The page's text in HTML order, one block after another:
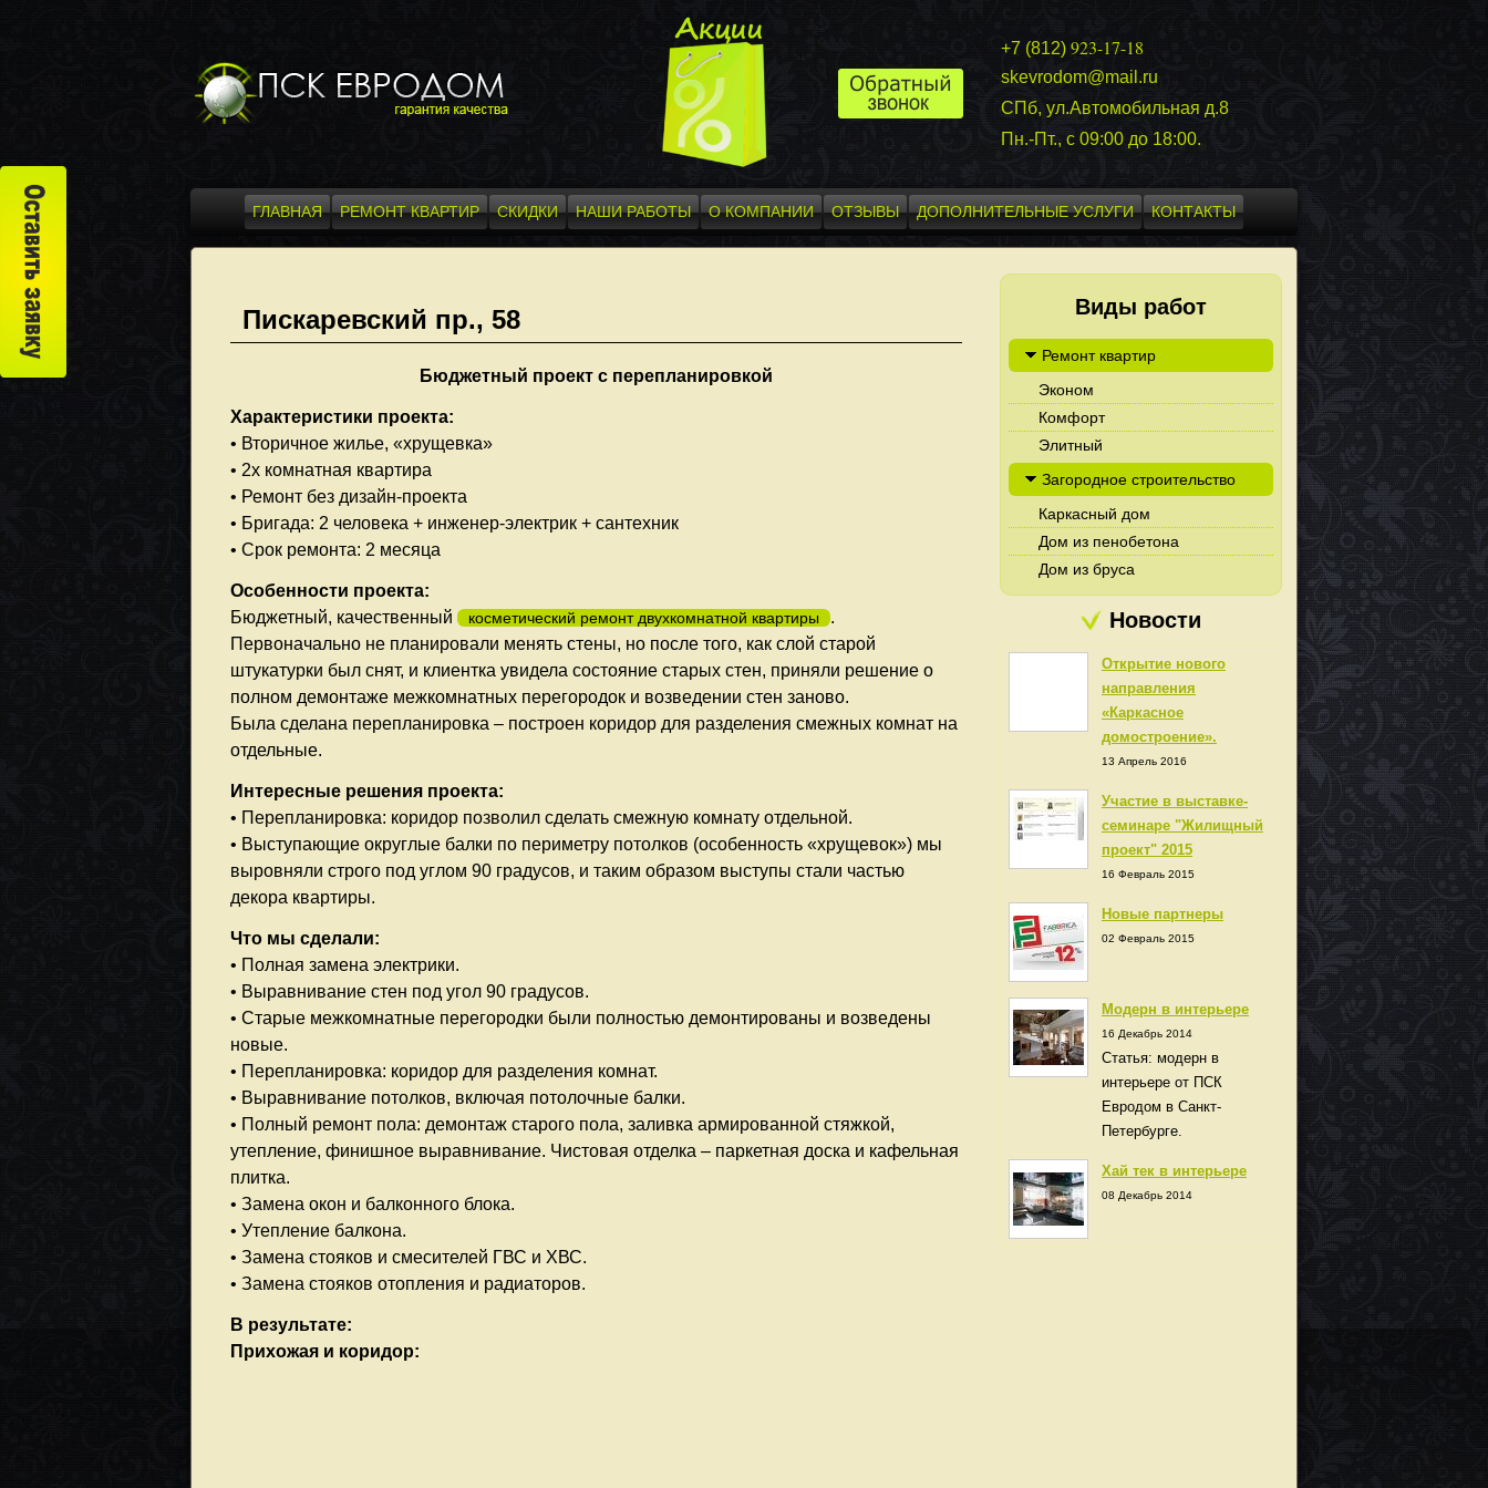
+7 (812) 923-17-18
skevrodom@mail.ru
СПб, ул.Автомобильная д.8
Пн.-Пт., с 09:00 до 18:00.
ГЛАВНАЯ РЕМОНТ КВАРТИР СКИДКИ НАШИ РАБОТЫ О КОМПАНИИ ОТЗЫВЫ ДОПОЛНИТЕЛЬНЫЕ УСЛУГИ КОНТАКТЫ
Пискаревский пр., 58
Бюджетный проект с перепланировкой
Характеристики проекта:
• Вторичное жилье, «хрущевка»
• 2х комнатная квартира
• Ремонт без дизайн-проекта
• Бригада: 2 человека + инженер-электрик + сантехник
• Срок ремонта: 2 месяца
Особенности проекта:
Бюджетный, качественный
косметический ремонт двухкомнатной квартиры
.
Первоначально не планировали менять стены, но после того, как слой старой
штукатурки был снят, и клиентка увидела состояние старых стен, приняли решение о
полном демонтаже межкомнатных перегородок и возведении стен заново.
Была сделана перепланировка – построен коридор для разделения смежных комнат на
отдельные.
Интересные решения проекта:
• Перепланировка: коридор позволил сделать смежную комнату отдельной.
• Выступающие округлые балки по периметру потолков (особенность «хрущевок») мы
выровняли строго под углом 90 градусов, и таким образом выступы стали частью
декора квартиры.
Что мы сделали:
• Полная замена электрики.
• Выравнивание стен под угол 90 градусов.
• Старые межкомнатные перегородки были полностью демонтированы и возведены
новые.
• Перепланировка: коридор для разделения комнат.
• Выравнивание потолков, включая потолочные балки.
• Полный ремонт пола: демонтаж старого пола, заливка армированной стяжкой,
утепление, финишное выравнивание. Чистовая отделка – паркетная доска и кафельная
плитка.
• Замена окон и балконного блока.
• Утепление балкона.
• Замена стояков и смесителей ГВС и ХВС.
• Замена стояков отопления и радиаторов.
В результате:
Прихожая и коридор:
Виды работ
Ремонт квартир
Эконом
Комфорт
Элитный
Загородное строительство
Каркасный дом
Дом из пенобетона
Дом из бруса
Новости
Открытие нового
направления
«Каркасное
домостроение».
13 Апрель 2016
Участие в выставке-
семинаре "Жилищный
проект" 2015
16 Февраль 2015
Новые партнеры
02 Февраль 2015
Модерн в интерьере
16 Декабрь 2014
Статья: модерн в
интерьере от ПСК
Евродом в Санкт-
Петербурге.
Хай тек в интерьере
08 Декабрь 2014